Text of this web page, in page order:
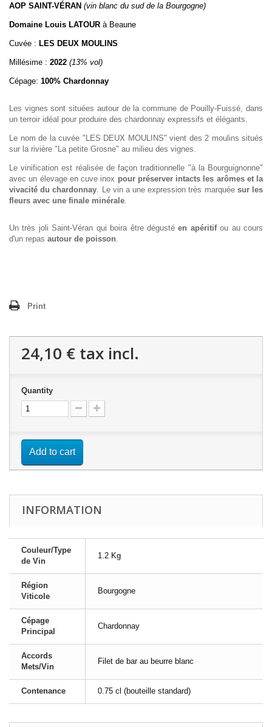
AOP SAINT-VÉRAN (vin blanc du sud de la Bourgogne)
Domaine Louis LATOUR à Beaune
Cuvée : LES DEUX MOULINS
Millésime : 2022 (13% vol)
Cépage: 100% Chardonnay
Les vignes sont situées autour de la commune de Pouilly-Fuissé, dans
un terroir idéal pour produire des chardonnay expressifs et élégants.
Le nom de la cuvée "LES DEUX MOULINS" vient des 2 moulins situés
sur la rivière "La petite Grosne" au milieu des vignes.
Le vinification est réalisée de façon traditionnelle "à la Bourguignonne"
avec un élevage en cuve inox pour préserver intacts les arômes et la
vivacité du chardonnay . Le vin a une expression très marquée sur les
fleurs avec une finale minérale
Un très joli Saint-Véran qui boira être dégustéen apéritifou au cours
d'un repas autour de poisson
Print
24,10 € tax incl.
Quantity
Add to cart
INFORMATION
Couleur/Type
de Vin
1.2 Kg
Région
Viticole
Bourgogne
Cépage
Principal
Chardonnay
Accords
Mets/Vin
Filet de bar au beurre blanc
Contenance 0.75 cl (bouteille standard)